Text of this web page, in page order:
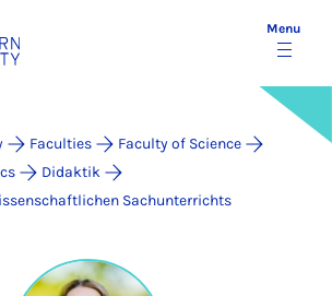
Menu
Faculties
Faculty of Science
Didaktik
Sachunterrichts